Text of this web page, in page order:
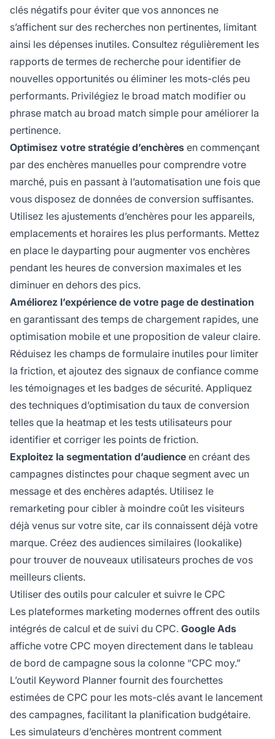
clés négatifs pour éviter que vos annonces ne
s’affichent sur des recherches non pertinentes, limitant
ainsi les dépenses inutiles. Consultez régulièrement les
rapports de termes de recherche pour identifier de
nouvelles opportunités ou éliminer les mots-clés peu
performants. Privilégiez le broad match modifier ou
phrase match au broad match simple pour améliorer la
pertinence.
Optimisez votre stratégie d’enchères en commençant
par des enchères manuelles pour comprendre votre
marché, puis en passant à l’automatisation une fois que
vous disposez de données de conversion suffisantes.
Utilisez les ajustements d’enchères pour les appareils,
emplacements et horaires les plus performants. Mettez
en place le dayparting pour augmenter vos enchères
pendant les heures de conversion maximales et les
diminuer en dehors des pics.
Améliorez l’expérience de votre page de destination
en garantissant des temps de chargement rapides, une
optimisation mobile et une proposition de valeur claire.
Réduisez les champs de formulaire inutiles pour limiter
la friction, et ajoutez des signaux de confiance comme
les témoignages et les badges de sécurité. Appliquez
des techniques d’optimisation du taux de conversion
telles que la heatmap et les tests utilisateurs pour
identifier et corriger les points de friction.
Exploitez la segmentation d’audience en créant des
campagnes distinctes pour chaque segment avec un
message et des enchères adaptés. Utilisez le
remarketing pour cibler à moindre coût les visiteurs
déjà venus sur votre site, car ils connaissent déjà votre
marque. Créez des audiences similaires (lookalike)
pour trouver de nouveaux utilisateurs proches de vos
meilleurs clients.
Utiliser des outils pour calculer et suivre le CPC
Les plateformes marketing modernes offrent des outils
intégrés de calcul et de suivi du CPC. Google Ads
affiche votre CPC moyen directement dans le tableau
de bord de campagne sous la colonne “CPC moy.”
L’outil Keyword Planner fournit des fourchettes
estimées de CPC pour les mots-clés avant le lancement
des campagnes, facilitant la planification budgétaire.
Les simulateurs d’enchères montrent comment